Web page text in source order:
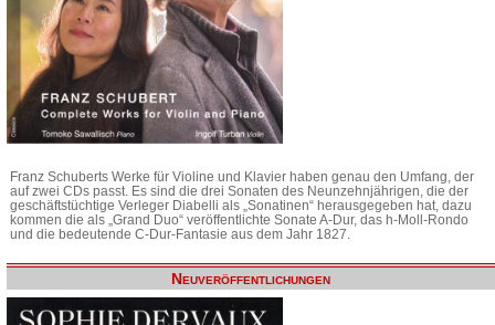
Franz Schuberts Werke für Violine und Klavier haben genau den Umfang, der
auf zwei CDs passt. Es sind die drei Sonaten des Neunzehnjährigen, die der
geschäftstüchtige Verleger Diabelli als „Sonatinen“ herausgegeben hat, dazu
kommen die als „Grand Duo“ veröffentlichte Sonate A-Dur, das h-Moll-Rondo
und die bedeutende C-Dur-Fantasie aus dem Jahr 1827.
Neuveröffentlichungen